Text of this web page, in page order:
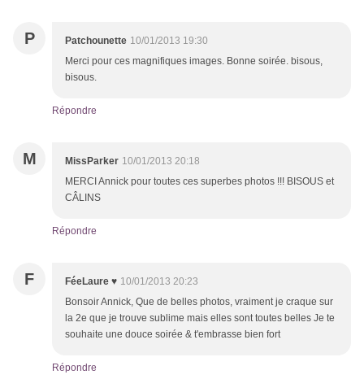
P Patchounette 10/01/2013 19:30
Merci pour ces magnifiques images. Bonne soirée. bisous,
bisous.
Répondre
M MissParker 10/01/2013 20:18
MERCI Annick pour toutes ces superbes photos !!! BISOUS et
CÂLINS
Répondre
F FéeLaure ♥ 10/01/2013 20:23
Bonsoir Annick, Que de belles photos, vraiment je craque sur
la 2e que je trouve sublime mais elles sont toutes belles Je te
souhaite une douce soirée & t'embrasse bien fort
Répondre